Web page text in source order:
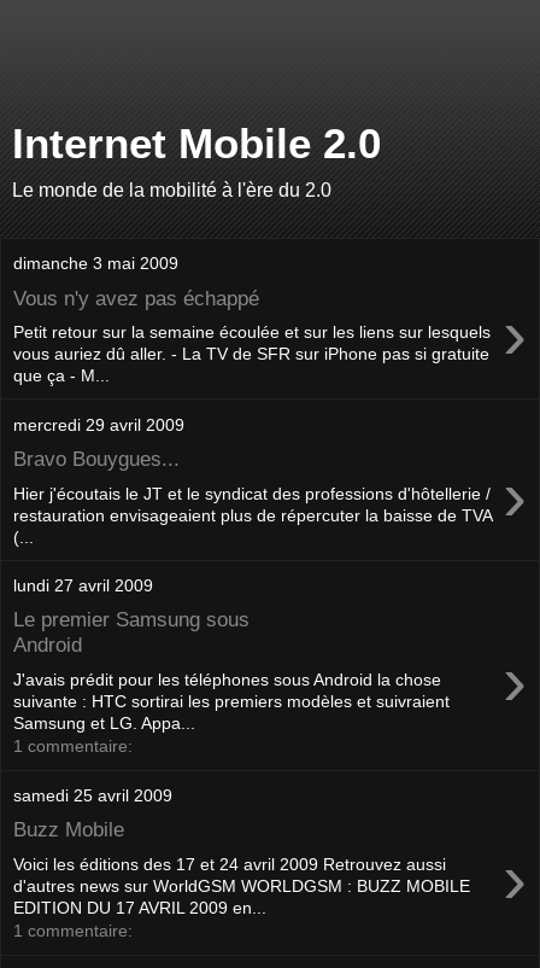
Internet Mobile 2.0
Le monde de la mobilité à l'ère du 2.0
dimanche 3 mai 2009
Vous n'y avez pas échappé ›
Petit retour sur la semaine écoulée et sur les liens sur lesquels
vous auriez dû aller. - La TV de SFR sur iPhone pas si gratuite
que ça - M...
mercredi 29 avril 2009
Bravo Bouygues... ›
Hier j'écoutais le JT et le syndicat des professions d'hôtellerie /
restauration envisageaient plus de répercuter la baisse de TVA
(...
lundi 27 avril 2009
Le premier Samsung sous
Android
›
J'avais prédit pour les téléphones sous Android la chose
suivante : HTC sortirai les premiers modèles et suivraient
Samsung et LG. Appa...
1 commentaire:
samedi 25 avril 2009
Buzz Mobile
›
Voici les éditions des 17 et 24 avril 2009 Retrouvez aussi
d'autres news sur WorldGSM WORLDGSM : BUZZ MOBILE
EDITION DU 17 AVRIL 2009 en...
1 commentaire: